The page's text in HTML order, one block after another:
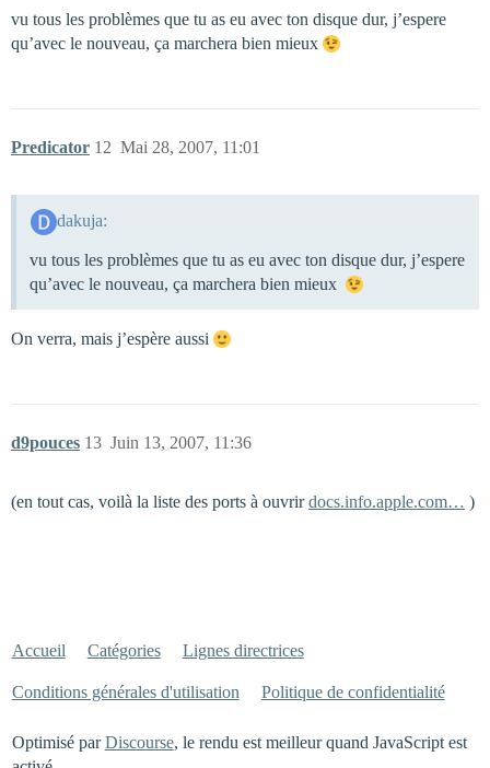
vu tous les problèmes que tu as eu avec ton disque dur, j’espere
qu’avec le nouveau, ça marchera bien mieux
Predicator Mai 28, 2007, 11:01
12
dakuja:
vu tous les problèmes que tu as eu avec ton disque dur, j’espere
qu’avec le nouveau, ça marchera bien mieux
On verra, mais j’espère aussi
d9pouces Juin 13, 2007, 11:36
13
(en tout cas, voilà la liste des ports à ouvrirdocs.info.apple.com… )
Accueil Catégories Lignes directrices
Conditions générales d'utilisation Politique de confidentialité
Optimisé parDiscourse, le rendu est meilleur quand JavaScript est